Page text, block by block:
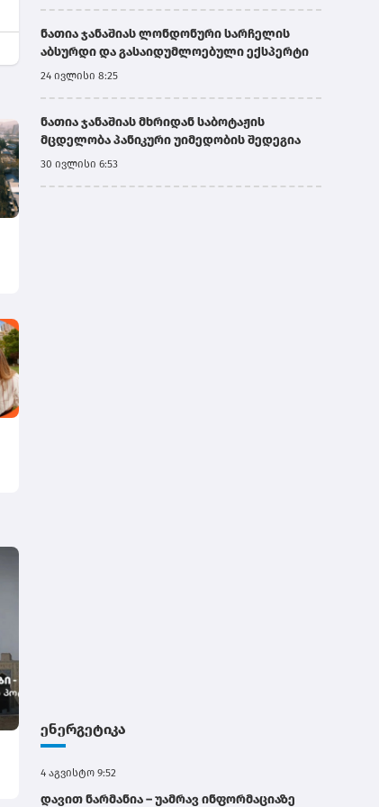
ნათია ჯანაშიას ლონდონური სარჩელის
აბსურდი და გასაიდუმლოებული ექსპერტი
24 ივლისი 8:25
ნათია ჯანაშიას მხრიდან საბოტაჟის
მცდელობა პანიკური უიმედობის შედეგია
30 ივლისი 6:53
ენერგეტიკა
4 აგვისტო 9:52
დავით ნარმანია – უამრავ ინფორმაციაზე